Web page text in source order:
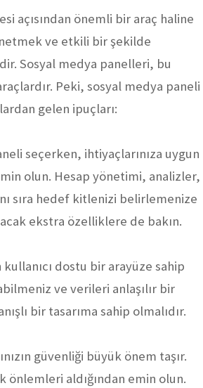
açısından önemli bir araç haline
ve etkili bir şekilde
Sosyal medya panelleri, bu
Peki, sosyal medya paneli
gelen ipuçları:
seçerken, ihtiyaçlarınıza uygun
olun. Hesap yönetimi, analizler,
sıra hedef kitlenizi belirlemenize
ekstra özelliklere de bakın.
dostu bir arayüze sahip
ve verileri anlaşılır bir
bir tasarıma sahip olmalıdır.
güvenliği büyük önem taşır.
önlemleri aldığından emin olun.